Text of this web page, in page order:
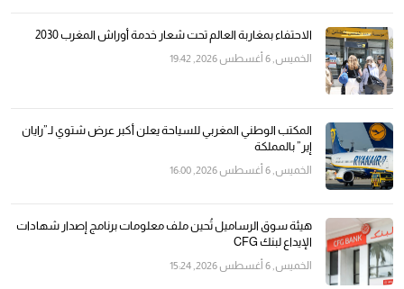
الاحتفاء بمغاربة العالم تحت شعار خدمة أوراش المغرب 2030
الخميس, 6 أغسطس 2026, 19:42
المكتب الوطني المغربي للسياحة يعلن أكبر عرض شتوي لـ”رايان
إير” بالمملكة
الخميس, 6 أغسطس 2026, 16:00
هيئة سوق الرساميل تُحين ملف معلومات برنامج إصدار شهادات
الإيداع لبنك CFG
الخميس, 6 أغسطس 2026, 15:24